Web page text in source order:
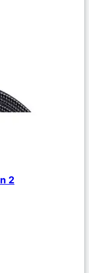
2